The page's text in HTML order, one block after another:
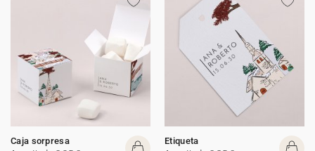
Caja sorpresa
Etiqueta